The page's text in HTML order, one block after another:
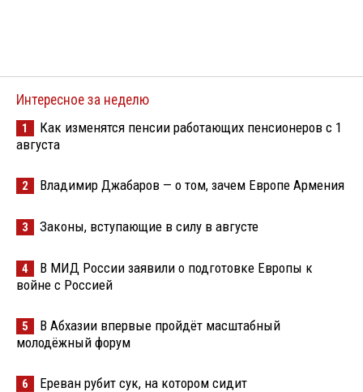
Интересное за неделю
1
Как изменятся пенсии работающих пенсионеров с 1
августа
2 Владимир Джабаров — о том, зачем Европе Армения
3 Законы, вступающие в силу в августе
4
В МИД России заявили о подготовке Европы к
войне с Россией
5
В Абхазии впервые пройдёт масштабный
молодёжный форум
6 Ереван рубит сук, на котором сидит